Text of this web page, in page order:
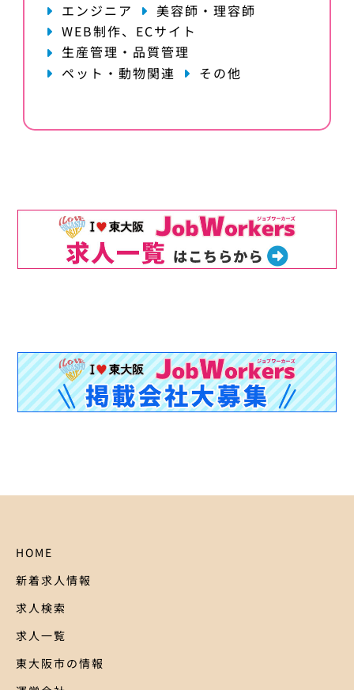
エンジニア
美容師・理容師
WEB制作、ECサイト
生産管理・品質管理
ペット・動物関連
その他
HOME
新着求人情報
求人検索
求人一覧
東大阪市の情報